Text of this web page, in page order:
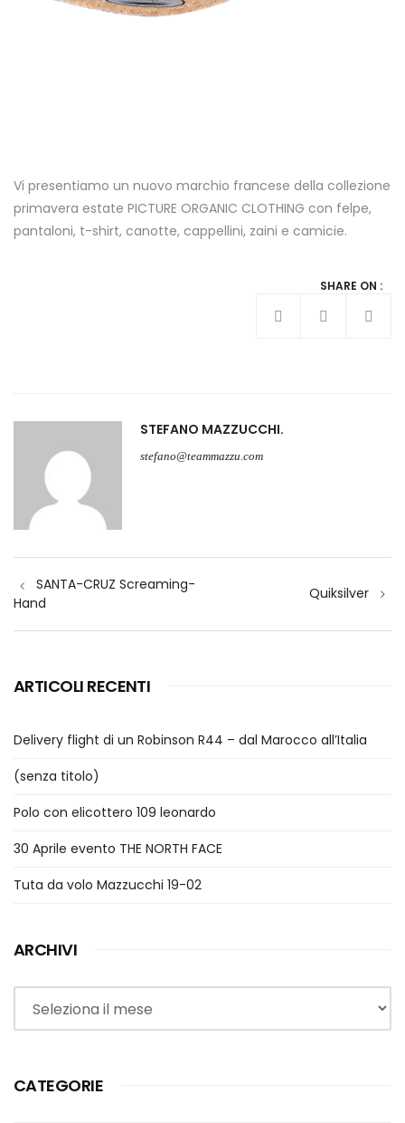
Vi presentiamo un nuovo marchio francese della collezione
primavera estate PICTURE ORGANIC CLOTHING con felpe,
pantaloni, t-shirt, canotte, cappellini, zaini e camicie.
SHARE ON :
STEFANO MAZZUCCHI
stefano@teammazzu.com
articoli
SANTA-CRUZ Screaming-
Hand
Quiksilver
ARTICOLI RECENTI
Delivery flight di un Robinson R44 – dal Marocco all’Italia
(senza titolo)
Polo con elicottero 109 leonardo
30 Aprile evento THE NORTH FACE
Tuta da volo Mazzucchi 19-02
ARCHIVI
Archivi
CATEGORIE